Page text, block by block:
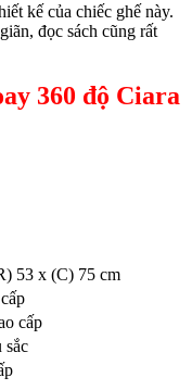
kế của chiếc ghế này.
đọc sách cũng rất
360 độ Ciara
53 x (C) 75 cm
cấp
sắc